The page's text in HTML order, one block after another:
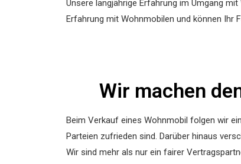
Unsere langjährige Erfahrung im Umgang
Erfahrung mit Wohnmobilen und können Ihr
Wir machen
Beim Verkauf eines Wohnmobil folgen wir
Parteien zufrieden sind. Darüber hinaus
Wir sind mehr als nur ein fairer